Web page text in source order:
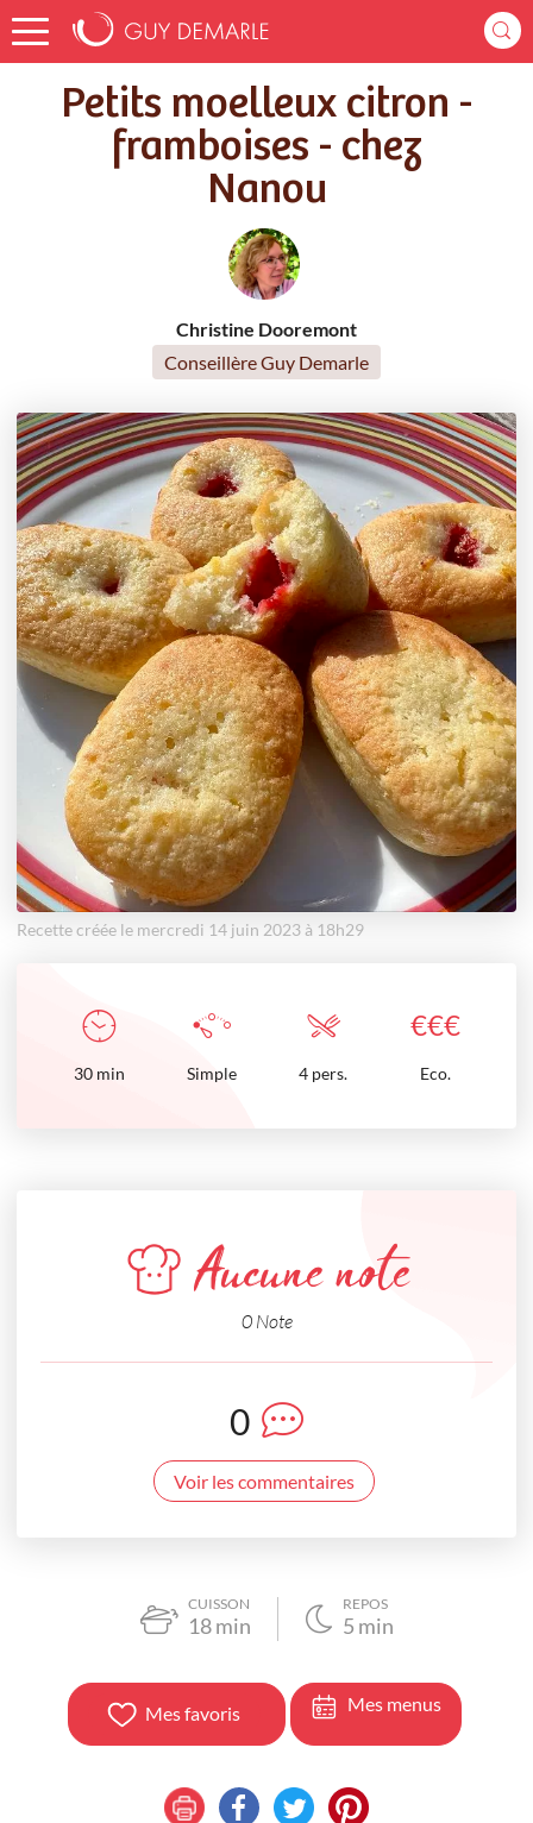
Accueil
Recettes
Petits moelleux citron - framboises - chez Nanou
Petits moelleux citron -
framboises - chez
Nanou
Christine Dooremont
Conseillère Guy Demarle
Recette créée le mercredi 14 juin 2023 à 18h29
€€€
30 min Simple 4 pers. Eco.
Aucune note
0 Note
0
Voir les commentaires
CUISSON
18min
REPOS
5 min
Mes favoris Mes menus